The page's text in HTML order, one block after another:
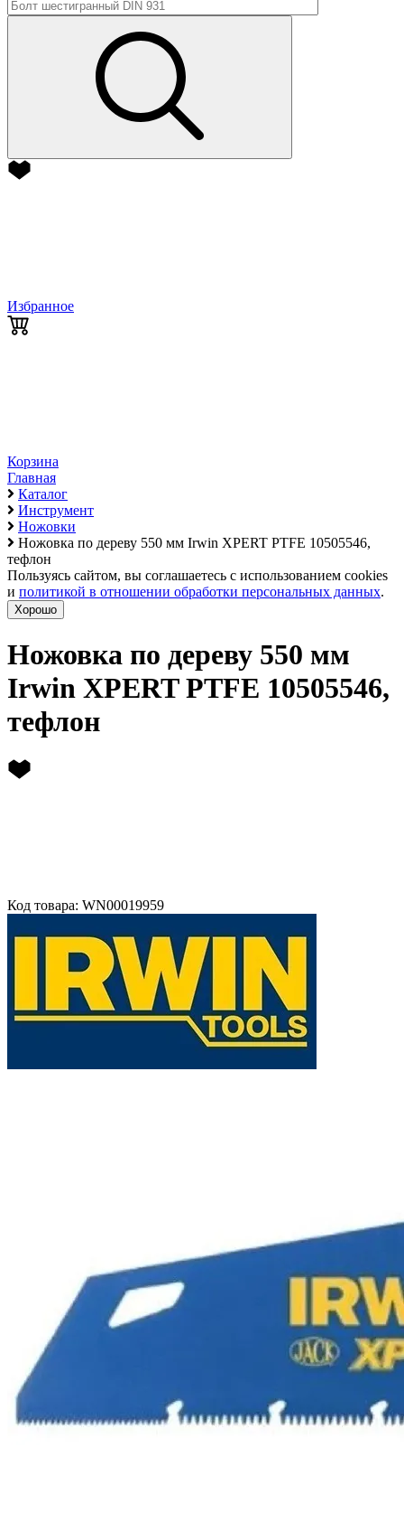
Избранное
Корзина
Главная
Каталог
Инструмент
Ножовки
Ножовка по дереву 550 мм Irwin XPERT PTFE 10505546,
тефлон
Пользуясь сайтом, вы соглашаетесь с использованием cookies
и политикой в отношении обработки персональных данных.
Хорошо
Ножовка по дереву 550 мм
Irwin XPERT PTFE 10505546,
тефлон
Код товара: WN00019959